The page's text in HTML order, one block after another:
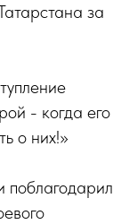
за
- когда его
о них!»
поблагодарил